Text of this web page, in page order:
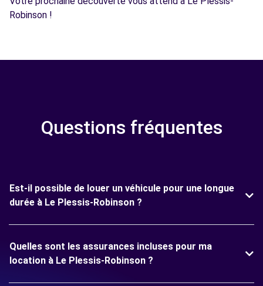
Robinson !
Questions fréquentes
Est-il possible de louer un véhicule pour une longue
durée à Le Plessis-Robinson ?
Quelles sont les assurances incluses pour ma
location à Le Plessis-Robinson ?